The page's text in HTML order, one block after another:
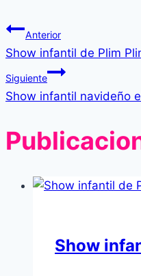
Anterior
Show infantil de Plim
Siguiente
Show infantil navideño
Show